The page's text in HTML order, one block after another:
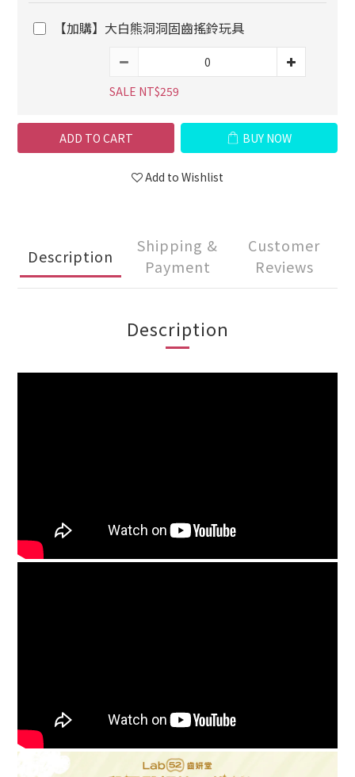
【加購】大白熊洞洞固齒搖鈴玩具
SALE NT$259
ADD TO CART BUY NOW
Add to Wishlist
Description
Shipping &
Payment
Customer
Reviews
Description